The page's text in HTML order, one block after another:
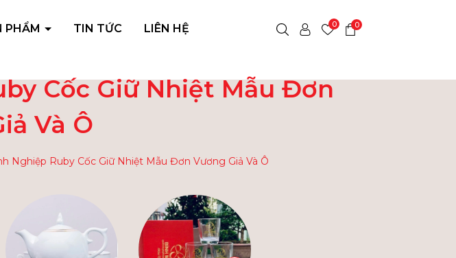
PHẨM TIN TỨC LIÊN HỆ 0 0
Cốc Giữ Nhiệt Mẫu Đơn
Và Ô
Nghiệp Ruby Cốc Giữ Nhiệt Mẫu Đơn Vương Giả Và Ô